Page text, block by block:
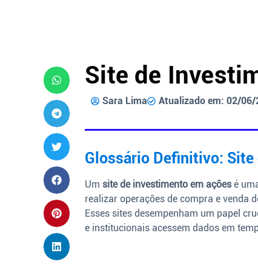
Site de
Sara Lima Atualizado em: 02/06/
Glossário Definitivo:
Um site de investimento em açõesé
realizar operações de compra e venda
Esses sites desempenham um papel
e institucionais acessem dados em